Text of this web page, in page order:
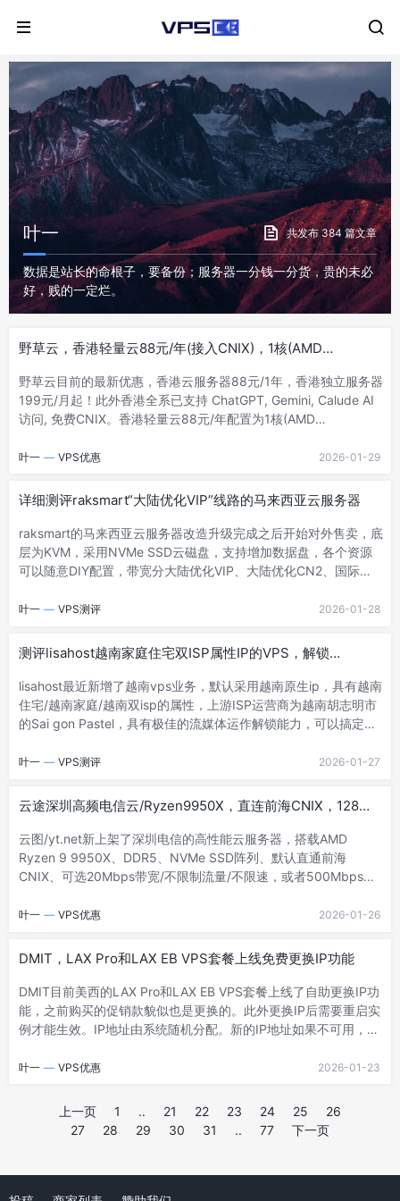
叶一 共发布 384 篇文章
数据是站长的命根子，要备份；服务器一分钱一分货，贵的未必
好，贱的一定烂。
野草云，香港轻量云88元/年(接入CNIX)，1核(AMD
野草云目前的最新优惠，香港云服务器88元/1年，香港独立服务器
199元/月起！此外香港全系已支持 ChatGPT, Gemini, Calude AI
访问, 免费CNIX。香港轻量云88元/年配置为1核(AMD
系列CPU，此外2核2G 香港Intel VPS，¥110/年。1、官网：
Calude AI访问, 免费CNIX.2、5折新购专享 - 香港VPS云服务器该
叶一 — VPS优惠 2026-01-29
详细测评raksmart“大陆优化VIP”线路的马来西亚云服务器
raksmart的马来西亚云服务器改造升级完成之后开始对外售卖，底
层为KVM，采用NVMe SSD云磁盘，支持增加数据盘，各个资源
可以随意DIY配置，带宽分大陆优化VIP、大陆优化CN2、国际
西亚云服务器到底怎么样？主机测评亲自开了个给大家做个详细的
https://www.raksmart.com美国公司，无需实名、免备，加密货
币、信用卡、paypal、支付宝都可付款。马来西亚-云服务器-DIY
配置内存：1G~768GCPU：1核~255核系统盘：50G~1T，H- 阅
读剩余部分 -
叶一 — VPS测评 2026-01-28
测评lisahost越南家庭住宅双ISP属性IP的VPS，解锁
lisahost最近新增了越南vps业务，默认采用越南原生ip，具有越南
住宅/越南家庭/越南双isp的属性，上游ISP运营商为越南胡志明市
的Sai gon Pastel，具有极佳的流媒体运作解锁能力，可以搞定越
于国内用户的视觉为大家带来了详细的测评数据，仅供参考。官方
费同价越南住宅双ISP属性IP的VPS越南西贡邮电SPT，自带一个
IPv4（双ISP属性）+5个IPv6（均为原生）服务- 阅读剩余部分 -
叶一 — VPS测评 2026-01-27
云途深圳高频电信云/Ryzen9950X，直连前海CNIX，128
云图/yt.net新上架了深圳电信的高性能云服务器，搭载AMD
Ryzen 9 9950X、DDR5、NVMe SSD阵列、默认直通前海
CNIX、可选20Mbps带宽/不限制流量/不限速，或者500Mbps带
销活动，先到先得！特别提醒：域名需要自己本案，在云服务器上
云（ AMD Ryzen 9 9950X ）内存：2GCPU：2核硬盘：50G
NVMe流量：20Mbps带宽/不限流量 或者 2T流量/月/500Mbps带
宽IPv4：- 阅读剩余部分 -
叶一 — VPS优惠 2026-01-26
DMIT，LAX Pro和LAX EB VPS套餐上线免费更换IP功能
DMIT目前美西的LAX Pro和LAX EB VPS套餐上线了自助更换IP功
能，之前购买的促销款貌似也是更换的。此外更换IP后需要重启实
例才能生效。IP地址由系统随机分配。新的IP地址如果不可用，需
件后可免费更换IP地址，详情看下文：1、官网网址：
生效，IP地址由系统随机分配。新的IP地址如果不可用，需要联系
客服处理。间隔更换IP地址可能存在腐败。后期免费更换，满足一
定条件后可免费更换IP地址交换条件上次更换至少 15 天购买- 阅
叶一 — VPS优惠 2026-01-23
Posts
Navigation
上一页 1 .. 21 22 23 24 25
26
27
28 29 30 31 .. 77 下一页